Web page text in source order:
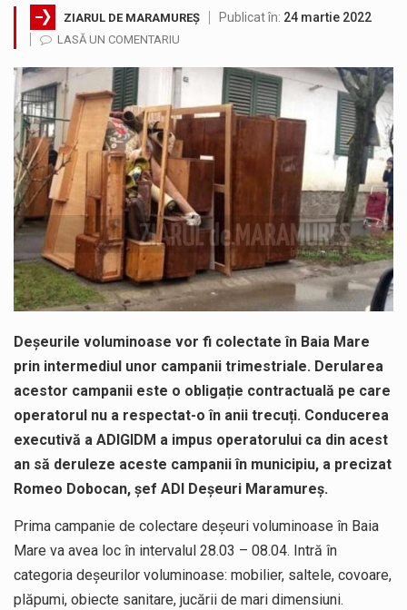
Testarea independentă a sistemului e-Terra, realizată de STS, DNSC și Cyberint, a mai parcurs o rundă de evaluare. Un număr…
COD GALBEN. Interval de valabilitate: 07 august, ora 12.00 – 07 august, ora 23.00 / Fenomene vizate: instabilitate atmosferică, intensificări…
Proiectul de lege privind Strategia națională pentru conservarea biodiversității a fost din nou dezbătut ieri și în final adoptat de…
Pe scurt. Statuia lui PINTEA VITEAZU din fața Jandarmeriei Maramures a ajuns să fie zilele acestea mărul discordiei între administrații.…
Noile statii de călători, achizitionate la preț de garsonieră per bucată, dezamăgesc total cetățenii care folosesc mijloacele de transport în…
ZIARUL DE MARAMUREȘ Publicat în: 24 martie 2022
LASĂ UN COMENTARIU
Deșeurile voluminoase vor fi colectate în Baia Mare
prin intermediul unor campanii trimestriale. Derularea
acestor campanii este o obligație contractuală pe care
operatorul nu a respectat-o în anii trecuți. Conducerea
executivă a ADIGIDM a impus operatorului ca din acest
an să deruleze aceste campanii în municipiu, a precizat
Romeo Dobocan, șef ADI Deșeuri Maramureș.
Prima campanie de colectare deșeuri voluminoase în Baia
Mare va avea loc în intervalul 28.03 – 08.04. Intră în
categoria deșeurilor voluminoase: mobilier, saltele, covoare,
plăpumi, obiecte sanitare, jucării de mari dimensiuni.